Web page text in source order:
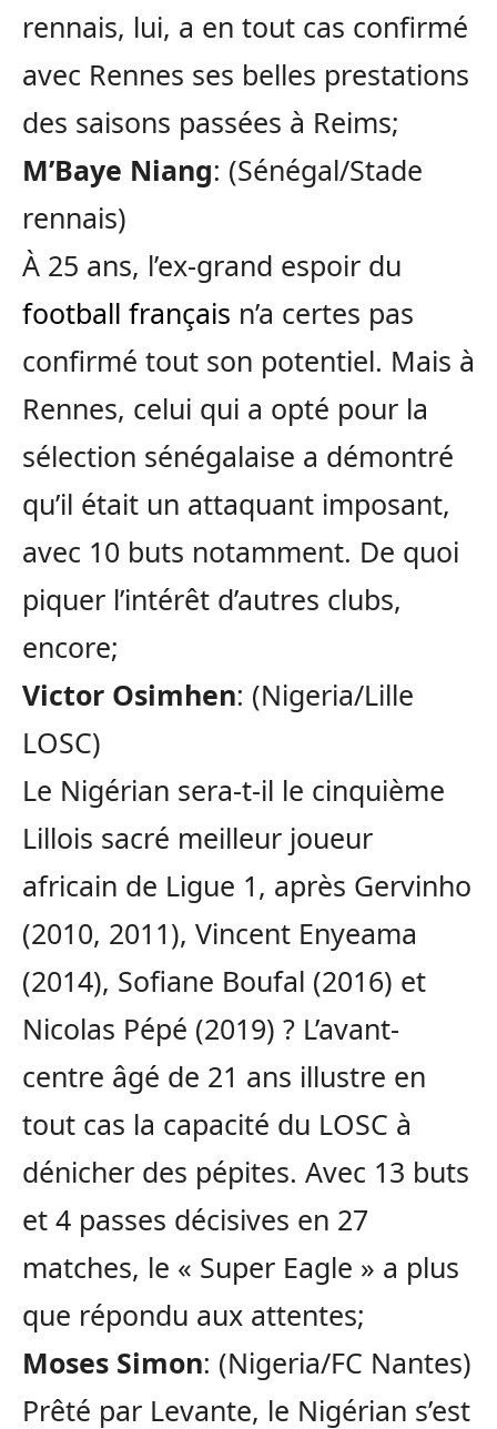
rennais, lui, a en tout cas confirmé
avec Rennes ses belles prestations
des saisons passées à Reims;
M’Baye Niang: (Sénégal/Stade
rennais)
À 25 ans, l’ex-grand espoir du
football français n’a certes pas
confirmé tout son potentiel. Mais à
Rennes, celui qui a opté pour la
sélection sénégalaise a démontré
qu’il était un attaquant imposant,
avec 10 buts notamment. De quoi
piquer l’intérêt d’autres clubs,
encore;
Victor Osimhen: (Nigeria/Lille
LOSC)
Le Nigérian sera-t-il le cinquième
Lillois sacré meilleur joueur
africain de Ligue 1, après Gervinho
(2010, 2011), Vincent Enyeama
(2014), Sofiane Boufal (2016) et
Nicolas Pépé (2019) ? L’avant-
centre âgé de 21 ans illustre en
tout cas la capacité du LOSC à
dénicher des pépites. Avec 13 buts
et 4 passes décisives en 27
matches, le « Super Eagle » a plus
que répondu aux attentes;
Moses Simon: (Nigeria/FC Nantes)
Prêté par Levante, le Nigérian s’est